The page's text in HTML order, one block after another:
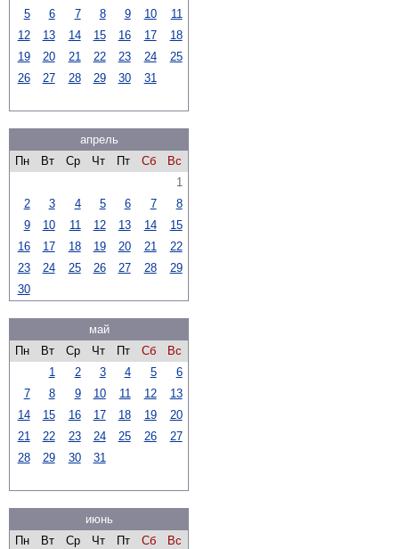
5
6 7 8 9 10
11
12
13 14 15 16 17
18
19
20 21 22 23 24
25
26
27 28 29 30 31
апрель
Пн
Вт Ср Чт Пт Сб
Вс
1
2
3 4 5 6 7
8
9
10 11 12 13 14
15
16
17 18 19 20 21
22
23
24 25 26 27 28
29
30
май
Пн
Вт Ср Чт Пт Сб
Вс
1
2 3 4 5
6
7
8 9 10 11 12
13
14
15 16 17 18 19
20
21
22 23 24 25 26
27
28
29 30 31
июнь
Пн
Вт Ср Чт Пт Сб
Вс